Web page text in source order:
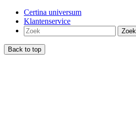
Certina universum
Klantenservice
Zoek
Back to top